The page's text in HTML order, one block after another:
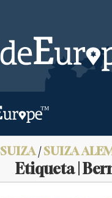
SUIZA/SUIZA
Etiqueta |